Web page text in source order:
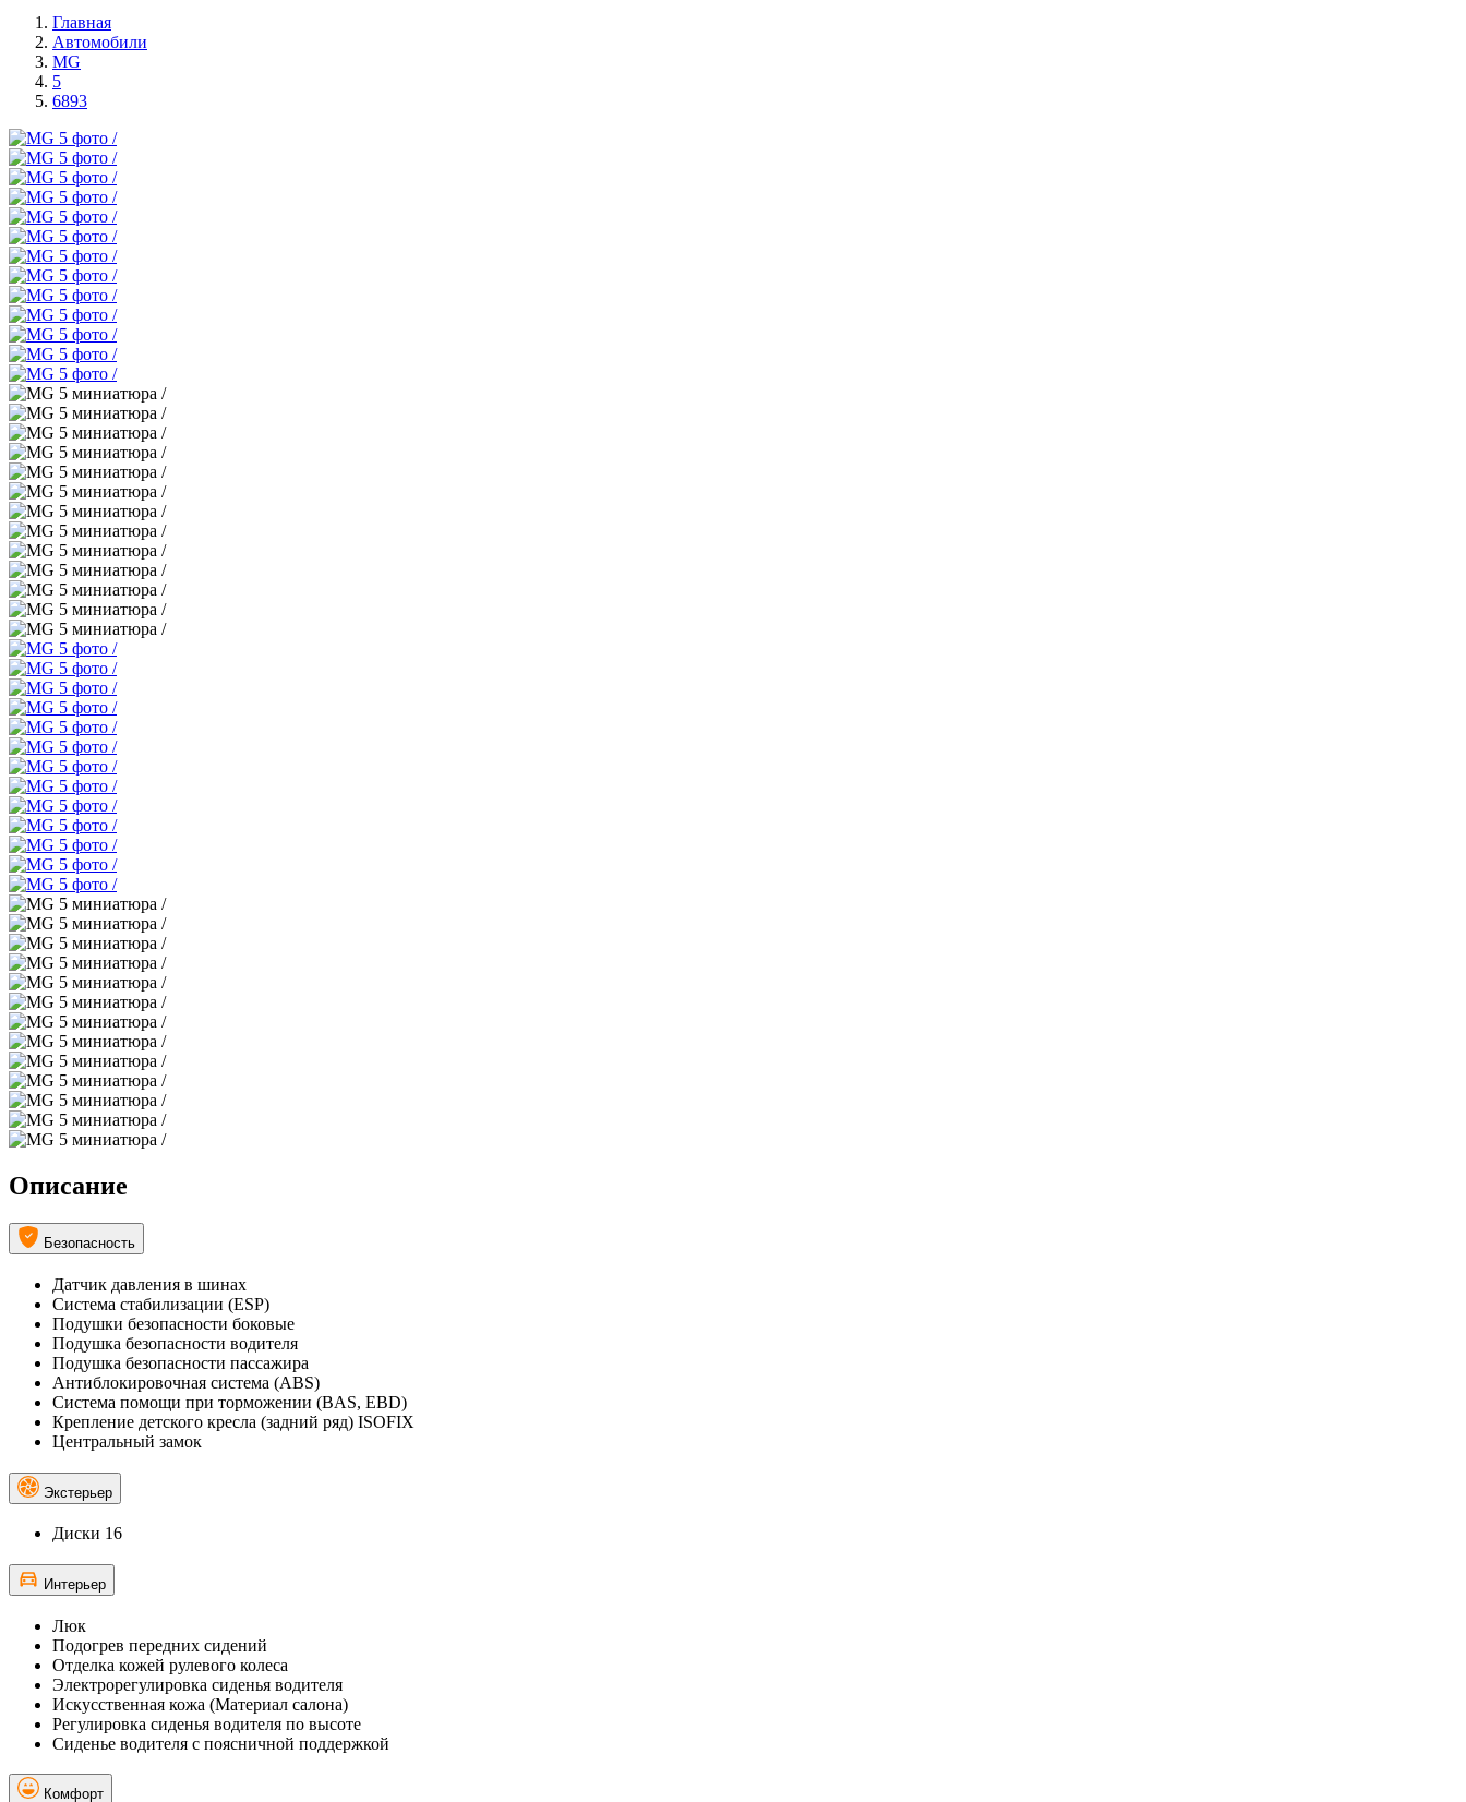
Главная
Автомобили
MG
5
6893
Описание
Безопасность
Датчик давления в шинах
Система стабилизации (ESP)
Подушки безопасности боковые
Подушка безопасности водителя
Подушка безопасности пассажира
Антиблокировочная система (ABS)
Система помощи при торможении (BAS, EBD)
Крепление детского кресла (задний ряд) ISOFIX
Центральный замок
Экстерьер
Диски 16
Интерьер
Люк
Подогрев передних сидений
Отделка кожей рулевого колеса
Электрорегулировка сиденья водителя
Искусственная кожа (Материал салона)
Регулировка сиденья водителя по высоте
Сиденье водителя с поясничной поддержкой
Комфорт